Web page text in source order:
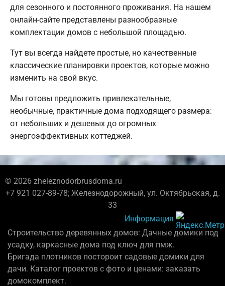
для сезонного и постоянного проживания. На нашем
онлайн-сайте представлены разнообразные
комплектации домов с небольшой площадью.
Тут вы всегда найдете простые, но качественные
классические планировки проектов, которые можно
изменить на свой вкус.
Мы готовы предложить привлекательные,
необычные, практичные дома подходящего размера:
от небольших и дешевых до огромных
энергоэффективных коттеджей.
© 2026 zheleznodorbrusdoma.ru
+7 921 027-89-78; Железнодорожный, ул. Октябрьская, д.
33
Информация
Строительство деревянных домов: Дачные домики под
усадку, каркасные дома под ключ для пмж.
Бригада плотников постороит садовые домики для
дачи. Каталог проектов с фото и ценами: заказать
домокомплект.